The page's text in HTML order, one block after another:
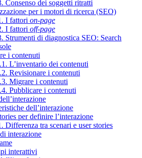
Consenso dei soggetti ritratti
per i motori di ricerca (SEO)
I fattori on-page
I fattori off-page
Strumenti di diagnostica SEO: Search
i contenuti
L’inventario dei contenuti
Revisionare i contenuti
Migrare i contenuti
Pubblicare i contenuti
dell’interazione
per definire l’interazione
Differenza tra scenari e user stories
interazione
interattivi